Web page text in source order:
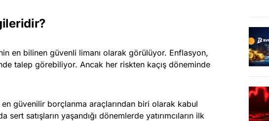
en bilinen güvenli limanı olarak görülüyor. Enflasyon,
talep görebiliyor. Ancak her riskten kaçış döneminde
en güvenilir borçlanma araçlarından biri olarak kabul
satışların yaşandığı dönemlerde yatırımcıların ilk